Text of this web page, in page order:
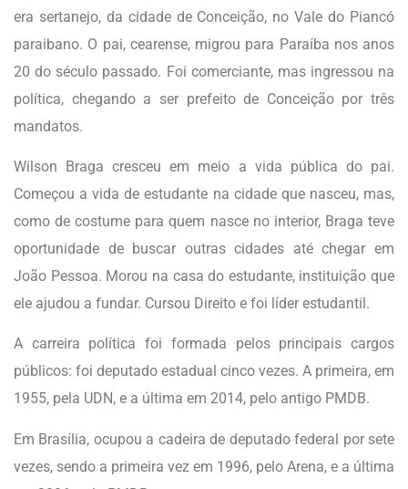
era sertanejo, da cidade de Conceição, no Vale do Piancó
paraibano. O pai, cearense, migrou para Paraíba nos anos
20 do século passado. Foi comerciante, mas ingressou na
política, chegando a ser prefeito de Conceição por três
mandatos.
Wilson Braga cresceu em meio a vida pública do pai.
Começou a vida de estudante na cidade que nasceu, mas,
como de costume para quem nasce no interior, Braga teve
oportunidade de buscar outras cidades até chegar em
João Pessoa. Morou na casa do estudante, instituição que
ele ajudou a fundar. Cursou Direito e foi líder estudantil.
A carreira política foi formada pelos principais cargos
públicos: foi deputado estadual cinco vezes. A primeira, em
1955, pela UDN, e a última em 2014, pelo antigo PMDB.
Em Brasília, ocupou a cadeira de deputado federal por sete
vezes, sendo a primeira vez em 1996, pelo Arena, e a última